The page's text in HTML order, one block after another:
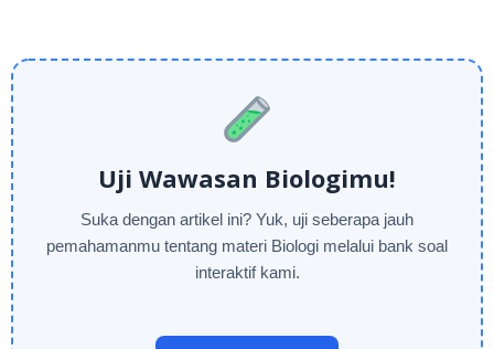
Uji Wawasan Biologimu!
Suka dengan artikel ini? Yuk, uji seberapa jauh
pemahamanmu tentang materi Biologi melalui bank soal
interaktif kami.